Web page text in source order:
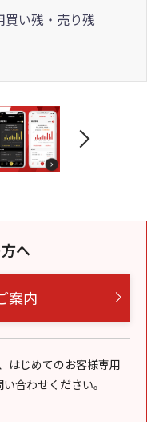
買い残・売り残
へ
案内
はじめてのお客様専用
合わせください。